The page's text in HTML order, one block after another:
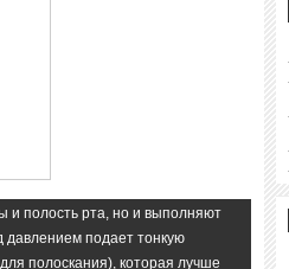
и полость рта, но и выполняют
давлением подает тонкую
полоскания), которая лучше